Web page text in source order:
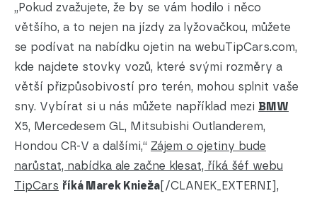
„Pokud zvažujete, že by se vám hodilo i něco
většího, a to nejen na jízdy za lyžovačkou, můžete
se podívat na nabídku ojetin na webuTipCars.com,
kde najdete stovky vozů, které svými rozměry a
větší přizpůsobivostí pro terén, mohou splnit vaše
sny. Vybírat si u nás můžete například mezi BMW
X5, Mercedesem GL, Mitsubishi Outlanderem,
Hondou CR-V a dalšími,“ Zájem o ojetiny bude
narůstat, nabídka ale začne klesat, říká šéf webu
TipCars říká Marek Knieža[/CLANEK_EXTERNI],